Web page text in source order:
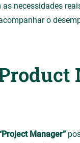
necessidades
o
Manager”